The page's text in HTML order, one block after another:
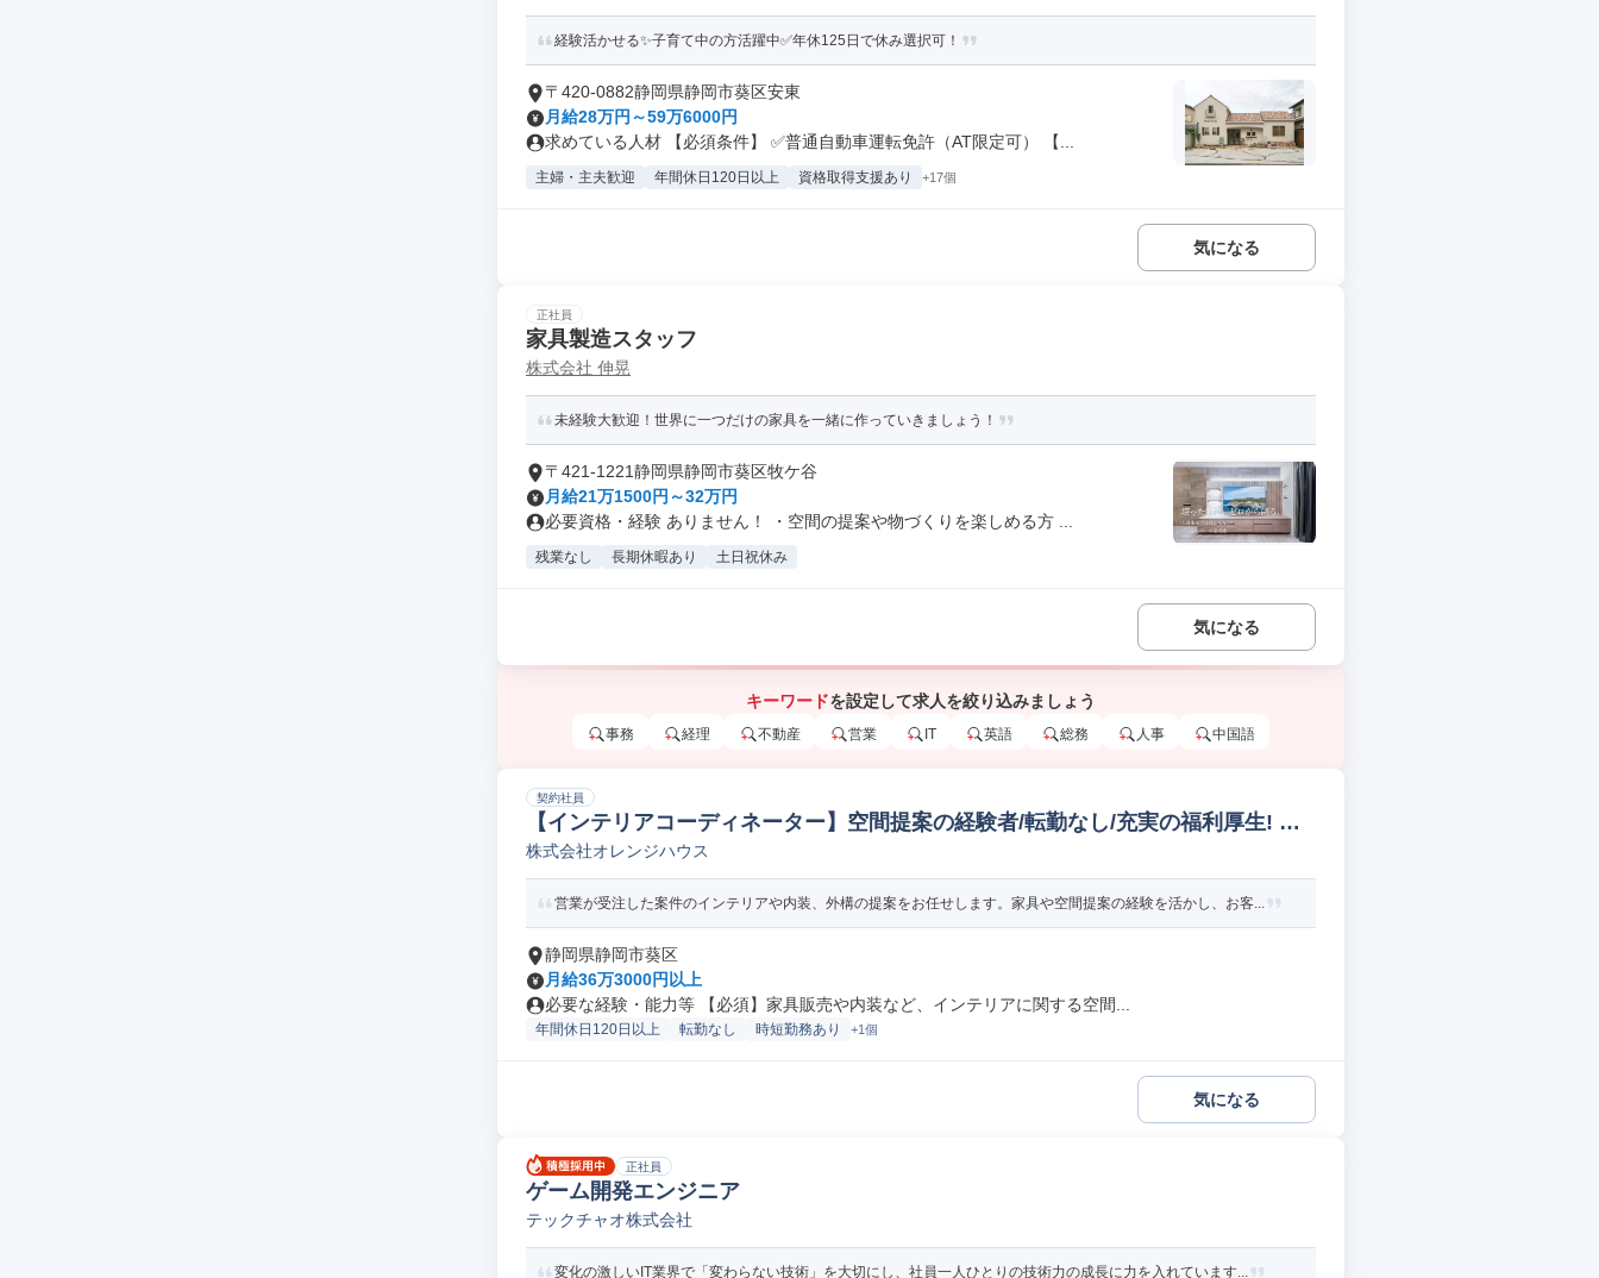
経験活かせる✨子育て中の方活躍中✅年休125日で休み選択可！
〒420-0882静岡県静岡市葵区安東
月給28万円～59万6000円
求めている人材 【必須条件】 ✅普通自動車運転免許（AT限定可） 【...
主婦・主夫歓迎 年間休日120日以上 資格取得支援あり +17個
気になる
正社員
家具製造スタッフ
株式会社 伸晃
未経験大歓迎！世界に一つだけの家具を一緒に作っていきましょう！
〒421-1221静岡県静岡市葵区牧ケ谷
月給21万1500円～32万円
必要資格・経験 ありません！ ・空間の提案や物づくりを楽しめる方 ...
残業なし 長期休暇あり 土日祝休み
気になる
キーワードを設定して求人を絞り込みましょう
事務 経理 不動産 営業 IT 英語 総務 人事 中国語
契約社員
【インテリアコーディネーター】空間提案の経験者/転勤なし/充実の福利厚生! 建
築内装設計/インテリア
株式会社オレンジハウス
営業が受注した案件のインテリアや内装、外構の提案をお任せします。家具や空間提案の経験を活かし、お客...
静岡県静岡市葵区
月給36万3000円以上
必要な経験・能力等 【必須】家具販売や内装など、インテリアに関する空間...
年間休日120日以上 転勤なし 時短勤務あり +1個
気になる
正社員
ゲーム開発エンジニア
テックチャオ株式会社
変化の激しいIT業界で「変わらない技術」を大切にし、社員一人ひとりの技術力の成長に力を入れています...